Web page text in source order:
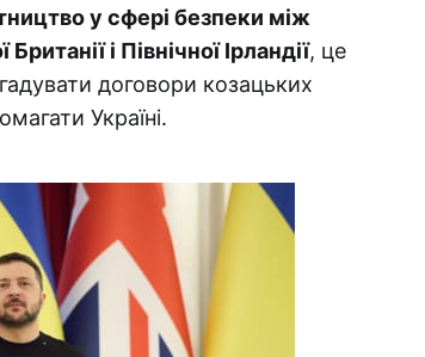
у сфері безпеки між
і Північної Ірландії, це
договори козацьких
Україні.